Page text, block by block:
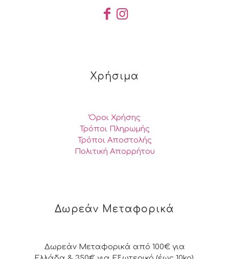
Χρήσιμα
Όροι Χρήσης
Τρόποι Πληρωμής
Τρόποι Αποστολής
Πολιτική Απορρήτου
Δωρεάν Μεταφορικά
Δωρεάν Μεταφορικά από 100€ για